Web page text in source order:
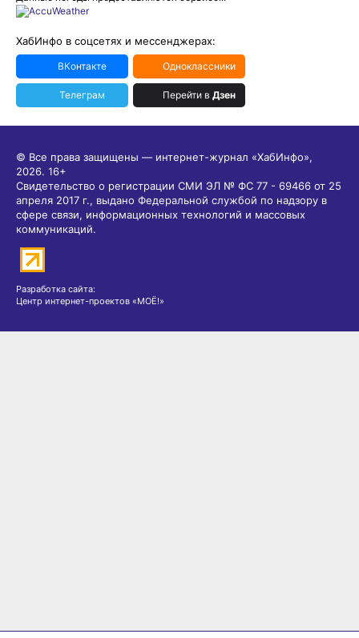
ХабИнфо в соцсетях и мессенджерах:
ВКонтакте Одноклассники
Телеграм Перейти в Дзен
© Все права защищены — интернет-журнал «ХабИнфо»,
2026. 16+
Свидетельство о регистрации СМИ ЭЛ № ФС 77 - 69466 от 25
апреля 2017 г., выдано Федеральной службой по надзору в
сфере связи, информационных технологий и массовых
коммуникаций.
Разработка сайта:
Центр интернет-проектов «МОЁ!»